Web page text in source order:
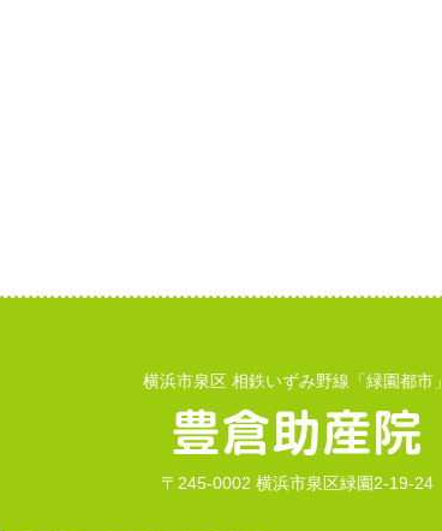
横浜市泉区 相鉄いずみ野線「緑園都市」
〒245-0002 横浜市泉区緑園2-19-24